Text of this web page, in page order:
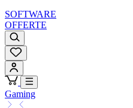
SOFTWARE
OFFERTE
Gaming